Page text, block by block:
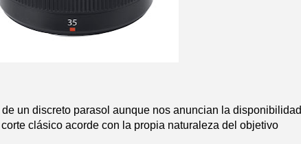
un discreto parasol aunque nos anuncian la disponibilidad
clásico acorde con la propia naturaleza del objetivo